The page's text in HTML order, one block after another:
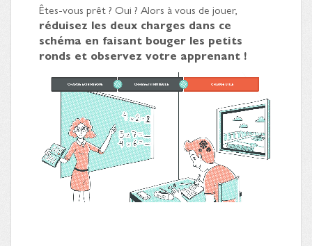
Êtes-vous prêt ? Oui ? Alors à vous de jouer,
réduisez les deux charges dans ce
schéma en faisant bouger les petits
ronds et observez votre apprenant !